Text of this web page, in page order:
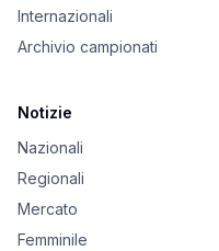
Internazionali
Archivio campionati
Notizie
Nazionali
Regionali
Mercato
Femminile